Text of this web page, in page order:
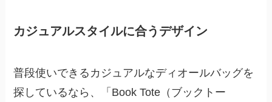
カジュアルスタイルに合うデザイン
普段使いできるカジュアルなディオールバッグを
探しているなら、「Book Tote（ブックトー